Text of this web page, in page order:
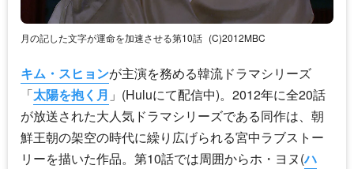
月の記した文字が運命を加速させる第10話 (C)2012MBC
キム・スヒョンが主演を務める韓流ドラマシリーズ
「太陽を抱く月 」(Huluにて配信中)。2012年に全20話
が放送された大人気ドラマシリーズである同作は、朝
鮮王朝の架空の時代に繰り広げられる宮中ラブストー
リーを描いた作品。第10話では周囲からホ・ヨヌ(ハ